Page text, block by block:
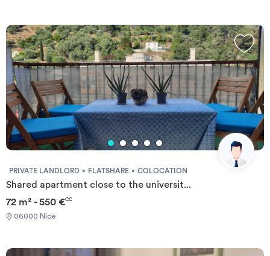
PRIVATE LANDLORD FLATSHARE COLOCATION
Shared apartment close to the universit...
72 m² - 550 €CC
06000 Nice